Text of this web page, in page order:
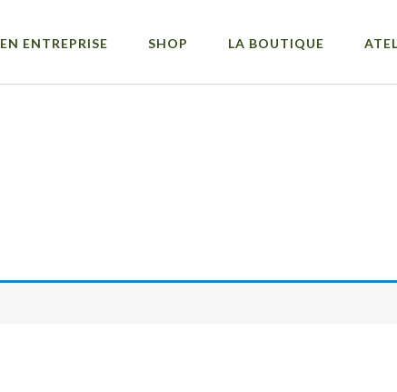
EN ENTREPRISE SHOP LA BOUTIQUE